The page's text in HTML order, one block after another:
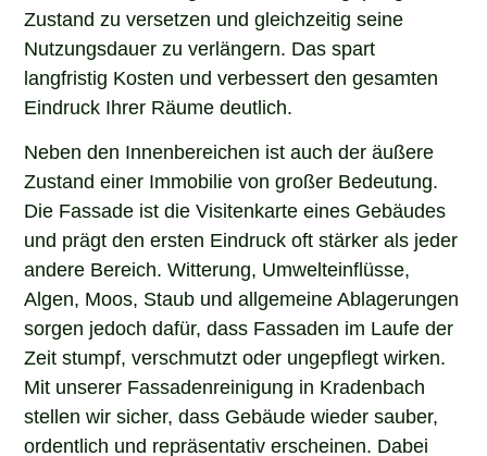
Zustand zu versetzen und gleichzeitig seine
Nutzungsdauer zu verlängern. Das spart
langfristig Kosten und verbessert den gesamten
Eindruck Ihrer Räume deutlich.
Neben den Innenbereichen ist auch der äußere
Zustand einer Immobilie von großer Bedeutung.
Die Fassade ist die Visitenkarte eines Gebäudes
und prägt den ersten Eindruck oft stärker als jeder
andere Bereich. Witterung, Umwelteinflüsse,
Algen, Moos, Staub und allgemeine Ablagerungen
sorgen jedoch dafür, dass Fassaden im Laufe der
Zeit stumpf, verschmutzt oder ungepflegt wirken.
Mit unserer Fassadenreinigung in Kradenbach
stellen wir sicher, dass Gebäude wieder sauber,
ordentlich und repräsentativ erscheinen. Dabei